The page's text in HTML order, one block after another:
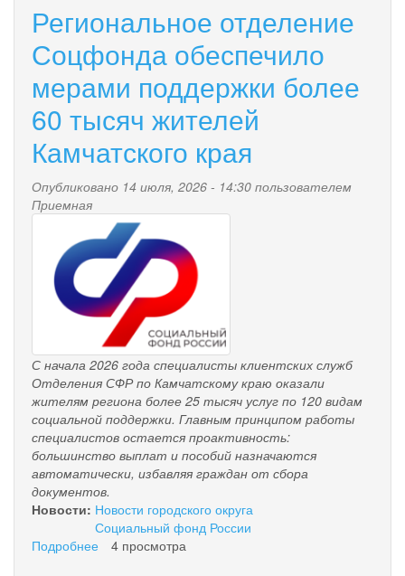
пенсий
специалисты
Отделения
Соцфонда
с
начала
2026
года
Региональное отделение
Соцфонда обеспечило
мерами поддержки более
60 тысяч жителей
Камчатского края
Опубликовано 14 июля, 2026 - 14:30 пользователем
Приемная
pensionnyy_fond.png
С начала 2026 года специалисты клиентских служб
Отделения СФРпо Камчатскому краю оказали
жителям региона более 25 тысяч услуг по 120 видам
социальной поддержки. Главным принципом работы
специалистов остается проактивность:
большинство выплат и пособий назначаются
автоматически, избавляя граждан от сбора
документов.
Новости: Новости городского округа
Социальный фонд России
Подробнее
4 просмотра